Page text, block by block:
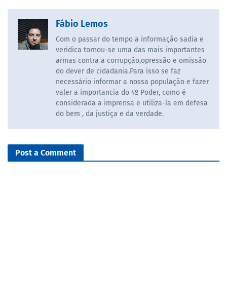
Fábio Lemos
Com o passar do tempo a informação sadia e
veridica tornou-se uma das mais importantes
armas contra a corrupção,opressão e omissão
do dever de cidadania.Para isso se faz
necessário informar a nossa população e fazer
valer a importancia do 4º Poder, como é
considerada a imprensa e utiliza-la em defesa
do bem , da justiça e da verdade.
Post a Comment